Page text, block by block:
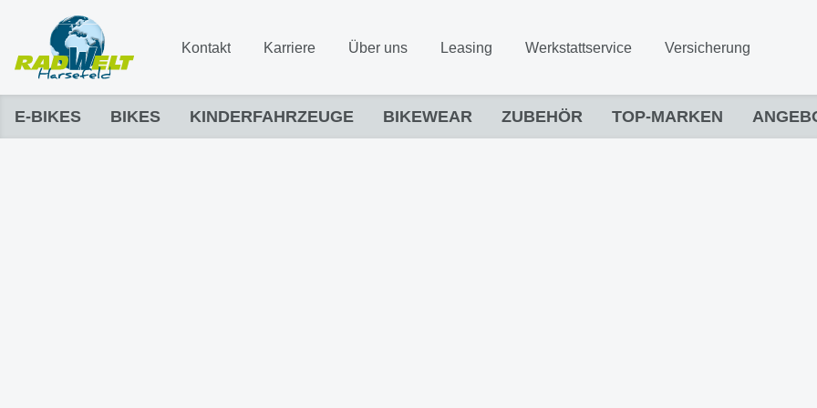
Kontakt Karriere Über uns Leasing Werkstattservice Versicherung
E-BIKES BIKES KINDERFAHRZEUGE BIKEWEAR ZUBEHÖR TOP-MARKEN